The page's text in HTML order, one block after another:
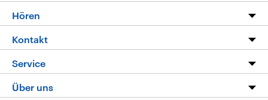
Programm
Die Nachrichten
Nachrichtenleicht
Neue Beiträge auf dlf.de
Hören
Livestream
Podcasts
Deutschlandfunk App
Kontakt
Hörerservice
Service
FAQ
Über uns